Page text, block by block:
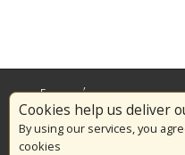
Cookies help us deliver
By using our services, you
cookies
Επικαιρότητα
Το Πυροσβεστικό Σώμα